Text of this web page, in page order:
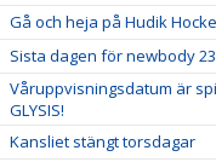
Gå och heja på Hudik
Sista dagen för newbody
Våruppvisningsdatum är
GLYSIS!
Kansliet stängt torsdagar